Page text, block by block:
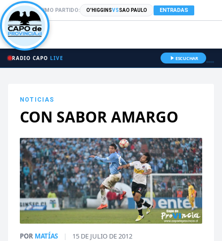
PRÓXIMO PARTIDO: O'HIGGINSVSSAO PAULO ENTRADAS
RADIO CAPO LIVE ESCUCHAR
NOTICIAS
CON SABOR AMARGO
POR MATÍAS | 15 DE JULIO DE 2012